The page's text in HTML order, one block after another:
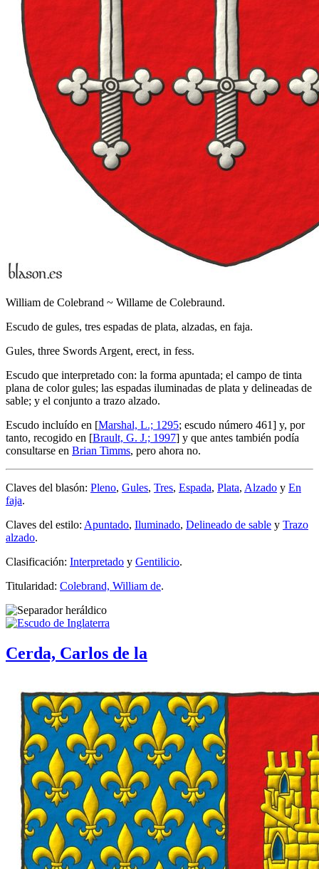
William de Colebrand ~ Willame de Colebraund.
Escudo de gules, tres espadas de plata, alzadas, en faja.
Gules, three Swords Argent, erect, in fess.
Escudo que interpretado con: la forma apuntada; el campo de tinta
plana de color gules; las espadas iluminadas de plata y delineadas de
sable; y el conjunto a trazo alzado.
Escudo incluído en [Marshal, L.; 1295; escudo número 461] y, por
tanto, recogido en [Brault, G. J.; 1997] y que antes también podía
consultarse en Brian Timms, pero ahora no.
Claves del blasón: Pleno, Gules, Tres, Espada, Plata, Alzado y En
faja.
Claves del estilo: Apuntado, Iluminado, Delineado de sable y Trazo
alzado.
Clasificación: Interpretado y Gentilicio.
Titularidad: Colebrand, William de.
Cerda, Carlos de la